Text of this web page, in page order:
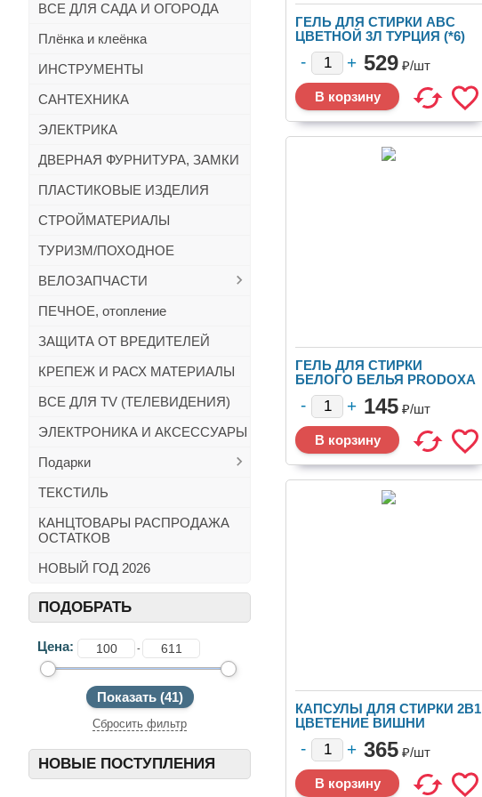
ВСЕ ДЛЯ САДА И ОГОРОДА
Плёнка и клеёнка
ИНСТРУМЕНТЫ
САНТЕХНИКА
ЭЛЕКТРИКА
ДВЕРНАЯ ФУРНИТУРА, ЗАМКИ
ПЛАСТИКОВЫЕ ИЗДЕЛИЯ
СТРОЙМАТЕРИАЛЫ
ТУРИЗМ/ПОХОДНОЕ
ВЕЛОЗАПЧАСТИ
ПЕЧНОЕ, отопление
ЗАЩИТА ОТ ВРЕДИТЕЛЕЙ
КРЕПЕЖ И РАСХ МАТЕРИАЛЫ
ВСЕ ДЛЯ TV (ТЕЛЕВИДЕНИЯ)
ЭЛЕКТРОНИКА И АКСЕССУАРЫ
Подарки
ТЕКСТИЛЬ
КАНЦТОВАРЫ РАСПРОДАЖА
ОСТАТКОВ
НОВЫЙ ГОД 2026
ПОДОБРАТЬ
Цена: -
Сбросить фильтр
НОВЫЕ ПОСТУПЛЕНИЯ
ГЕЛЬ ДЛЯ СТИРКИ ABC
ЦВЕТНОЙ 3Л ТУРЦИЯ (*6)
529 ₽/шт
ГЕЛЬ ДЛЯ СТИРКИ
БЕЛОГО БЕЛЬЯ PRODOXA
145 ₽/шт
КАПСУЛЫ ДЛЯ СТИРКИ 2В1
ЦВЕТЕНИЕ ВИШНИ
10Г/25ШТ 12УП.ЯЩ.ТР1-12
365 ₽/шт